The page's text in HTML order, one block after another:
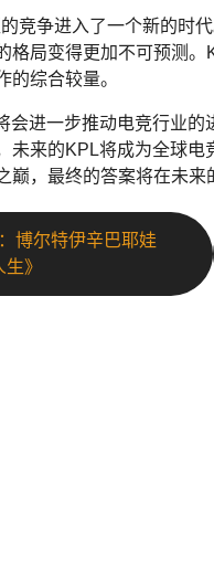
竞争进入了一个新的时
格局变得更加不可预测
的综合较量。
会进一步推动电竞行业
未来的KPL将成为全球
，最终的答案将在未来
博尔特伊辛巴耶娃
》